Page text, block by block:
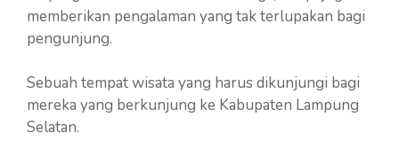
memberikan pengalaman yang tak terlupakan bagi
pengunjung.
Sebuah tempat wisata yang harus dikunjungi bagi
mereka yang berkunjung ke Kabupaten Lampung
Selatan.